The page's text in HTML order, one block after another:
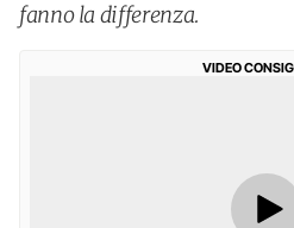
fanno la differenza.
VIDEO